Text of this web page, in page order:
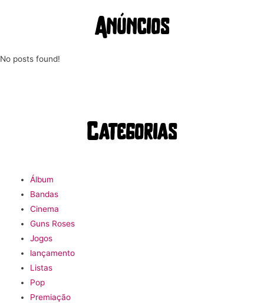
Anúncios
No posts found!
Categorias
Álbum
Bandas
Cinema
Guns Roses
Jogos
lançamento
Listas
Pop
Premiação